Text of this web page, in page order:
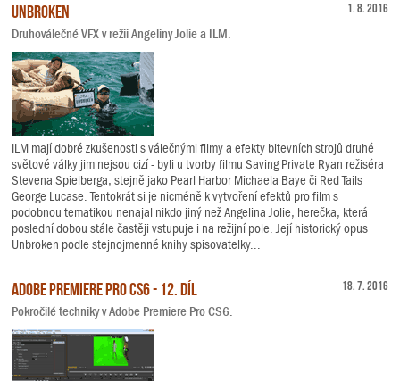
1. 8. 2016
Unbroken
Druhoválečné VFX v režii Angeliny Jolie a ILM.
ILM mají dobré zkušenosti s válečnými filmy a efekty bitevních strojů druhé
světové války jim nejsou cizí - byli u tvorby filmu Saving Private Ryan režiséra
Stevena Spielberga, stejně jako Pearl Harbor Michaela Baye či Red Tails
George Lucase. Tentokrát si je nicméně k vytvoření efektů pro film s
podobnou tematikou nenajal nikdo jiný než Angelina Jolie, herečka, která
poslední dobou stále častěji vstupuje i na režijní pole. Její historický opus
Unbroken podle stejnojmenné knihy spisovatelky...
18. 7. 2016
Adobe Premiere Pro CS6 - 12. díl
Pokročilé techniky v Adobe Premiere Pro CS6.